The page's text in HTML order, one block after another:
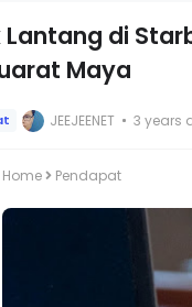
Lantang di
Maya
JEEJEENET 3 years
Home Pendapat